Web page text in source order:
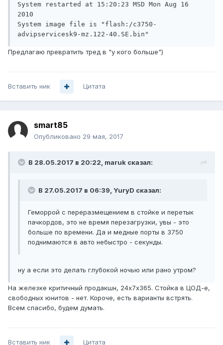
System restarted at 15:20:23 MSD Mon Aug 16
2010
System image file is "flash:/c3750-
advipservicesk9-mz.122-40.SE.bin"
Предлагаю превратить тред в "у кого больше")
Вставить ник Цитата
smart85
Опубликовано 29 мая, 2017
В 28.05.2017 в 20:22, maruk сказал:
В 27.05.2017 в 06:39, YuryD сказал:
Геморрой с переразмещением в стойке и перетык
пачкордов, это не время перезагрузки, увы - это
больше по времени. Да и медные порты в 3750
поднимаются в авто небыстро - секунды.
ну а если это делать глубокой ночью или рано утром?
На железке критичный продакшн, 24х7х365. Стойка в ЦОД-е,
свободных юнитов - нет. Короче, есть варианты встрять.
Всем спасибо, будем думать.
Вставить ник Цитата